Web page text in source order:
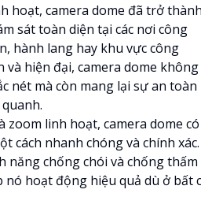
hoạt, camera dome đã trở
sát toàn diện tại các nơi công
hành lang hay khu vực công
hiện đại, camera dome không
nét mà còn mang lại sự an toàn
zoom linh hoạt, camera dome có
cách nhanh chóng và chính xác.
năng chống chói và chống thấm
nó hoạt động hiệu quả dù ở bất